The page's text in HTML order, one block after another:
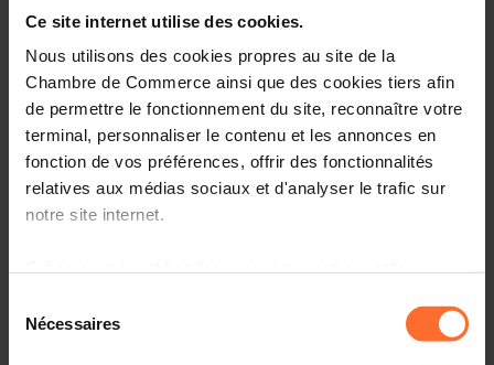
Ce site internet utilise des cookies.
Nous utilisons des cookies propres au site de la
Chambre de Commerce ainsi que des cookies tiers afin
de permettre le fonctionnement du site, reconnaître votre
terminal, personnaliser le contenu et les annonces en
fonction de vos préférences, offrir des fonctionnalités
relatives aux médias sociaux et d'analyser le trafic sur
notre site internet.
à l’exception des cookies strictement nécessaires au
fonctionnement du site. Une description des différents
Nécessaires
This event is part of a new series of seminars “Navigating
financing opportunities, digital marketing, risk
assessment, and more.
Designed to provide practical insights and guidance, this
series will empower you to navigate challenges, mitigate
risks, and seize opportunities on your journey to global
Where?
Luxembourg Chamber of Commerce